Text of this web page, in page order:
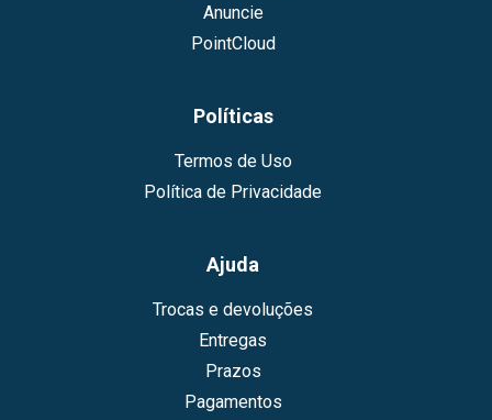
Anuncie
PointCloud
Políticas
Termos de Uso
Política de Privacidade
Ajuda
Trocas e devoluções
Entregas
Prazos
Pagamentos